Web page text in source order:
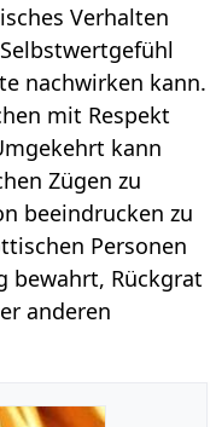
Verhalten
nachwirken kann.
mit Respekt
kann
Zügen zu
beeindrucken zu
Personen
bewahrt, Rückgrat
anderen